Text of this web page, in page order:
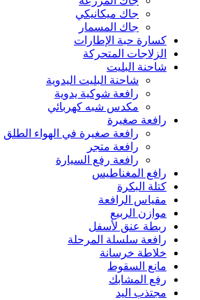
جاك ميكانيكي
جاك المسمار
كسارة حبة الإطارات
الزلاجات المتحركة
شاحنة البليت
شاحنة البليت اليدوية
رافعة شوكية يدوية
مكدس شبه كهربائي
رافعة صغيرة
رافعة صغيرة في الهواء الطلق
رافعة متجر
رافعة رفع السيارة
رافع المغناطيس
كتلة البكرة
مقياس الرافعة
موازن الربيع
ربطة عنق لأسفل
رافعة سلسلة المرحلة
خلاطة خرسانة
مانع السقوط
رفع المشابك
مجتذب اليد